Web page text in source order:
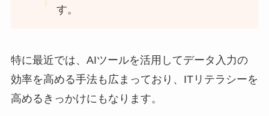
す。
特に最近では、AIツールを活用してデータ入力の
効率を高める手法も広まっており、ITリテラシーを
高めるきっかけにもなります。